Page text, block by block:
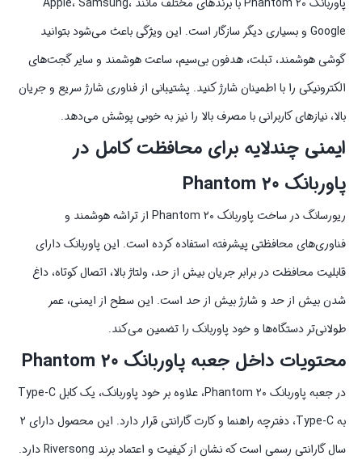
Google و بسیاری دیگر سازگار است. این ویژگی باعث می‌شود بتوانید
گوشی هوشمند، تبلت، هدفون بی‌سیم، ساعت هوشمند و سایر گجت‌های
الکترونیکی را با اطمینان شارژ کنید. پشتیبانی از فناوری شارژ سریع و جریان
بالا، نیازهای کاربرانی با مصرف بالا را نیز به خوبی پوشش می‌دهد.
ایمنی چندلایه برای محافظت کامل در
پاوربانک Phantom ۲۰
ریورسانگ در ساخت پاوربانک Phantom ۲۰ از تراشه هوشمند و
فناوری‌های محافظتی پیشرفته استفاده کرده است. این پاوربانک دارای
قابلیت محافظت در برابر جریان بیش از حد، ولتاژ بالا، اتصال کوتاه، داغ
شدن بیش از حد و شارژ بیش از حد است. این سطح از ایمنی، عمر
طولانی‌تر دستگاه‌ها و خود پاوربانک را تضمین می‌کند.
محتویات داخل جعبه پاوربانک Phantom ۲۰
در جعبه پاوربانک Phantom ۲۰، علاوه بر خود پاوربانک، یک کابل Type-C
به Type-C، دفترچه راهنما و کارت گارانتی قرار دارد. این محصول دارای ۲
سال گارانتی رسمی است که نشان از کیفیت و اعتماد برند Riversong دارد.